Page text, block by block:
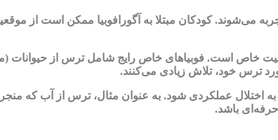
کودکان مبتلا به آگورافوبیا ممکن است از
است. فوبیاهای خاص رایج شامل ترس از حیوانات
ترس خود، تلاش زیادی می‌کنند.
اختلال عملکردی شود. به عنوان مثال، ترس از آب که
باشد.